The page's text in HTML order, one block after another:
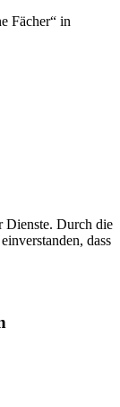
Fächer“ in
Dienste. Durch die
dass